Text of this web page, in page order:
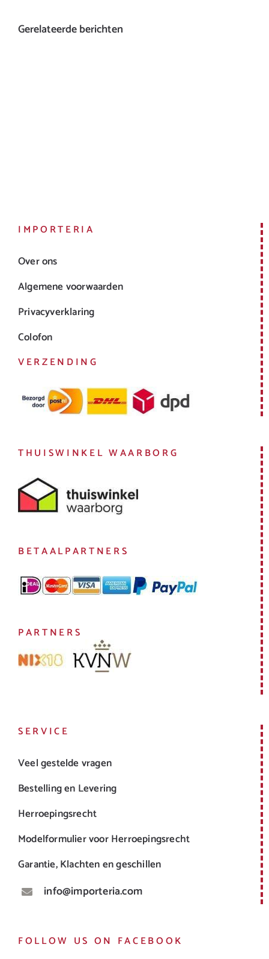
Gerelateerde berichten
IMPORTERIA
Over ons
Algemene voorwaarden
Privacyverklaring
Colofon
VERZENDING
THUISWINKEL WAARBORG
BETAALPARTNERS
PARTNERS
SERVICE
Veel gestelde vragen
Bestelling en Levering
Herroepingsrecht
Modelformulier voor Herroepingsrecht
Garantie, Klachten en geschillen
info@importeria.com
FOLLOW US ON FACEBOOK